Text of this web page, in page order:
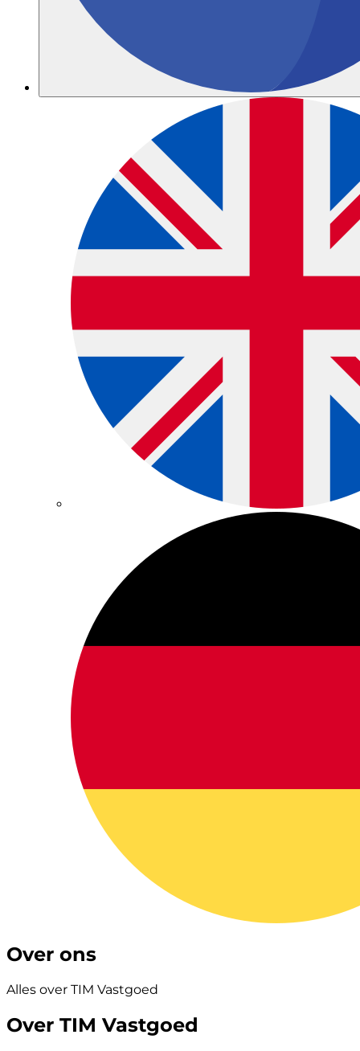
Over ons
Alles over TIM Vastgoed
Over TIM Vastgoed